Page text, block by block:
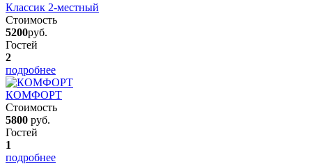
Классик 2-местный
Стоимость
5200руб.
Гостей
2
подробнее
КОМФОРТ
Стоимость
5800 руб.
Гостей
1
подробнее